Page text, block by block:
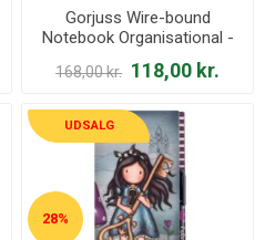
Gorjuss Wire-bound
Notebook Organisational -
GOR 201GJ08 Just Bee-
cause
168,00 kr. 118,00 kr.
UDSALG
28%